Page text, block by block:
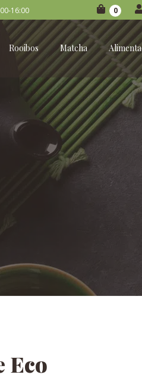
16:00 0
Rooibos Matcha
Eco